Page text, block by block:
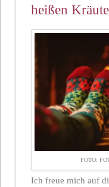
heißen
FOTO:
Ich freue mich auf